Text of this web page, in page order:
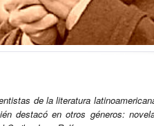
de la literatura
destacó en otros géneros: